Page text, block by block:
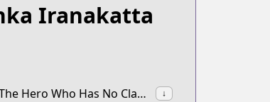
Iranakatta
synonyms:The Hero Who Has No Class. I Don't Need Any Skills, It's Okay.,The Hero Who Has No Class. ↓